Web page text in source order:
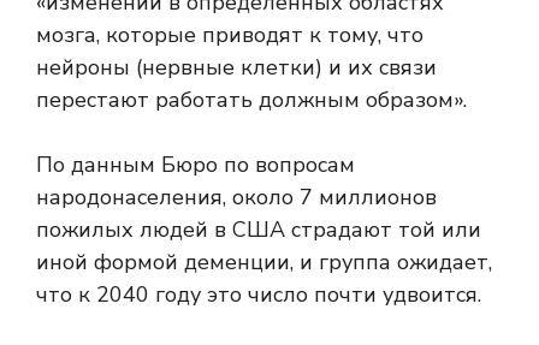
мозга, которые приводят к тому, что
нейроны (нервные клетки) и их связи
перестают работать должным образом».
По данным Бюро по вопросам
народонаселения, около 7 миллионов
пожилых людей в США страдают той или
иной формой деменции, и группа ожидает,
что к 2040 году это число почти удвоится.